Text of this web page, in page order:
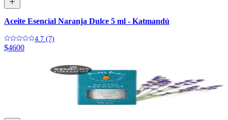
Aceite Esencial Naranja Dulce 5 ml - Katmandú
4.7 (7)
$4600